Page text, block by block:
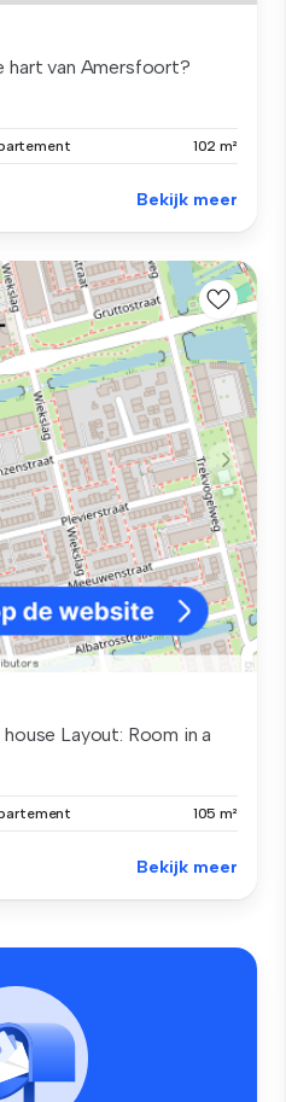
hart van Amersfoort?
102 m²
Bekijk meer
Layout: Room in a
105 m²
Bekijk meer